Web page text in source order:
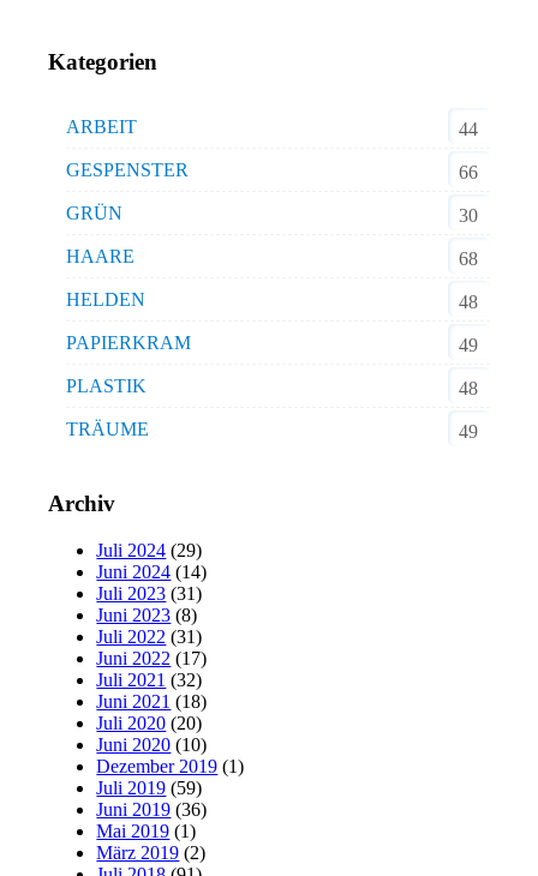
Kategorien
ARBEIT
44
GESPENSTER
66
GRÜN
30
HAARE
68
HELDEN
48
PAPIERKRAM
49
PLASTIK
48
TRÄUME
49
Archiv
Juli 2024 (29)
Juni 2024 (14)
Juli 2023 (31)
Juni 2023 (8)
Juli 2022 (31)
Juni 2022 (17)
Juli 2021 (32)
Juni 2021 (18)
Juli 2020 (20)
Juni 2020 (10)
Dezember 2019 (1)
Juli 2019 (59)
Juni 2019 (36)
Mai 2019 (1)
März 2019 (2)